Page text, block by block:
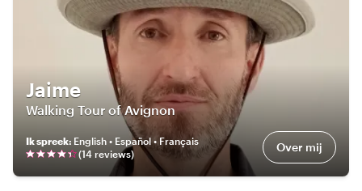
Jaime
Walking Tour of Avignon
Ik spreek: English • Español • Français
(14 reviews) Over mij